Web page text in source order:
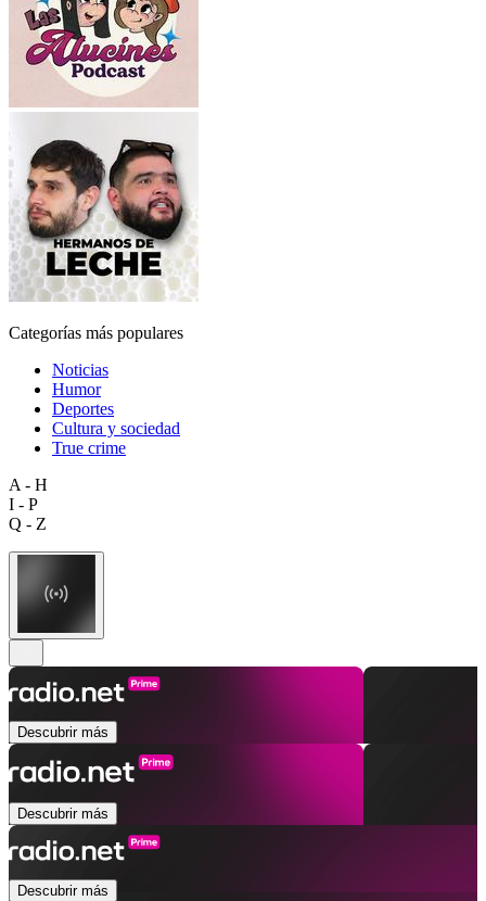
Categorías más populares
Noticias
Humor
Deportes
Cultura y sociedad
True crime
A - H
I - P
Q - Z
Descubrir más
Descubrir más
Descubrir más